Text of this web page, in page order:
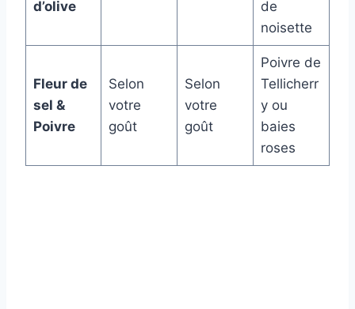
d’olive
de
noisette
Fleur de
sel &
Poivre
Selon
votre
goût
Selon
votre
goût
Poivre de
Tellicherr
y ou
baies
roses